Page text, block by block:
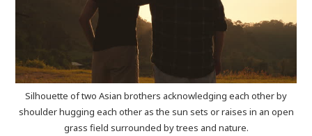
Silhouette of two Asian brothers acknowledging each other by
shoulder hugging each other as the sun sets or raises in an open
grass field surrounded by trees and nature.